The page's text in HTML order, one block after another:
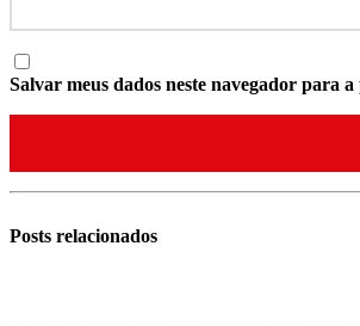
Salvar meus dados neste navegador para
Posts relacionados